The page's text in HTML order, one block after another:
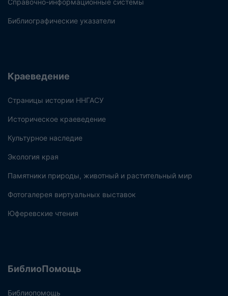
Справочно-информационные системы
Библиографические указатели
Краеведение
Страницы истории ННГАСУ
Историческое краеведение
Культурное наследие
Экология края
Памятники природы, животный и растительный мир
Фотогалерея виртуальных выставок
Юферевские чтения
БиблиоПомощь
Библиопомощь